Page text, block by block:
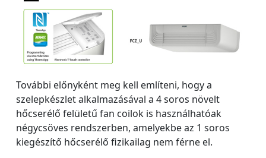
További előnyként meg kell említeni, hogy a
szelepkészlet alkalmazásával a 4 soros növelt
hőcserélő felületű fan coilok is használhatóak
négycsöves rendszerben, amelyekbe az 1 soros
kiegészítő hőcserélő fizikailag nem férne el.